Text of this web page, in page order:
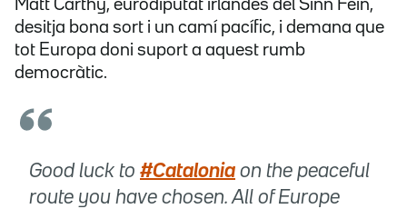
Matt Carthy, eurodiputat irlandès del Sinn Féin,
desitja bona sort i un camí pacífic, i demana que
tot Europa doni suport a aquest rumb
democràtic.
Good luck to #Catalonia on the peaceful
route you have chosen. All of Europe